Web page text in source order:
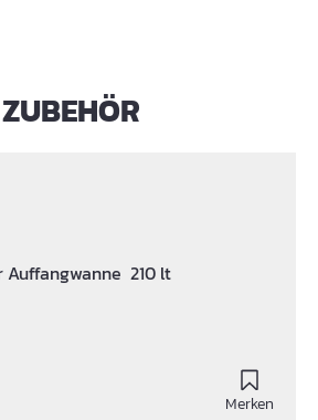
ZUBEHÖR
Faßbock (FB 1) für Auffangwanne 210 lt
Merken